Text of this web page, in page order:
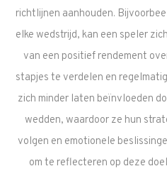
richtlijnen aanhouden.
elke wedstrijd, kan een speler
van een positief rendement
stapjes te verdelen en
zich minder laten beïnvloeden
wedden, waardoor ze hun
volgen en emotionele
om te reflecteren op deze